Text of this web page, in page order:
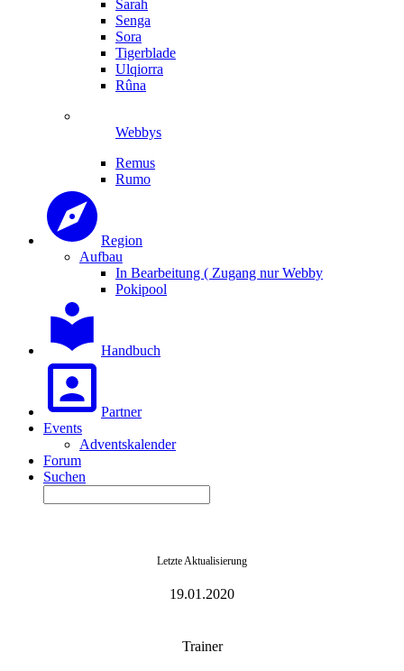
Sarah
Senga
Sora
Tigerblade
Ulqiorra
Rûna
Webbys
Remus
Rumo
Region
Aufbau
In Bearbeitung ( Zugang nur Webby
Pokipool
Handbuch
Partner
Events
Adventskalender
Forum
Suchen
Letzte Aktualisierung
19.01.2020
Trainer